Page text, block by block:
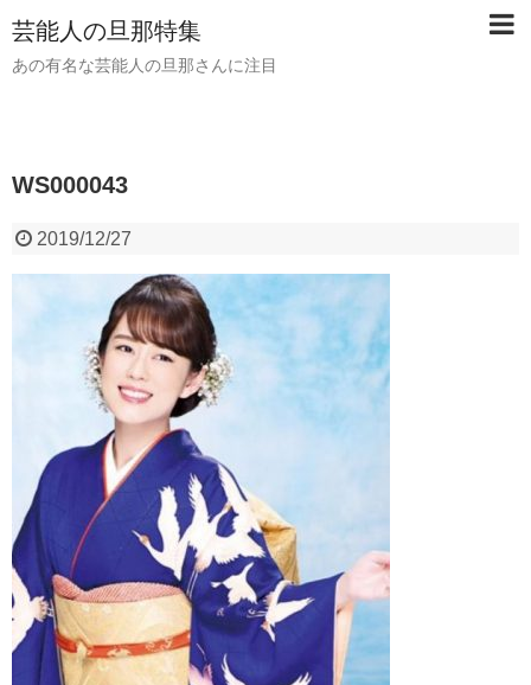
芸能人の旦那特集
あの有名な芸能人の旦那さんに注目
WS000043
2019/12/27